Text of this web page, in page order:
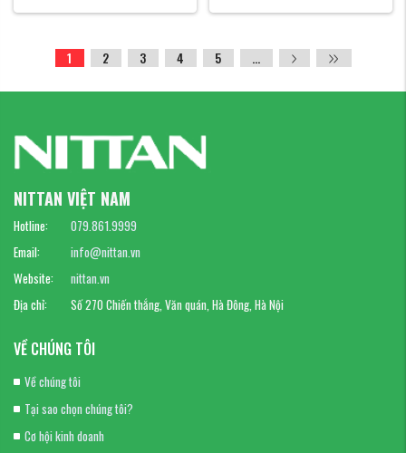
1 2 3 4 5 ...
NITTAN VIỆT NAM
Hotline:
079.861.9999
Email:
info@nittan.vn
Website:
nittan.vn
Địa chỉ:
Số 270 Chiến thắng, Văn quán, Hà Đông, Hà Nội
VỀ CHÚNG TÔI
Về chúng tôi
Tại sao chọn chúng tôi?
Cơ hội kinh doanh